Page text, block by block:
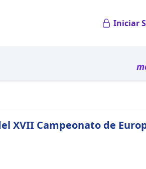
Iniciar
XVII Campeonato de